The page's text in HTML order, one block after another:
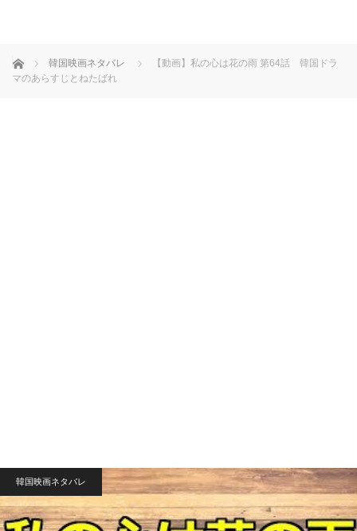
ホーム 韓国映画ネタバレ
【動画】私の心は花の雨 第64話 韓国ドラ
マのあらすじとねたばれ
韓国映画ネタバレ